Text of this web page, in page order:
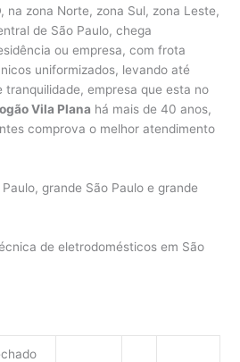
na zona Norte, zona Sul, zona Leste,
de São Paulo, chega
ou empresa, com frota
uniformizados, levando até
empresa que esta no
Vila Plana há mais de 40 anos,
comprova o melhor atendimento
Paulo, grande São Paulo e grande
de eletrodomésticos em São